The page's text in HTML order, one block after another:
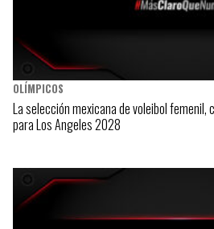
OLÍMPICOS
La selección mexicana de voleibol femenil,
para Los Angeles 2028